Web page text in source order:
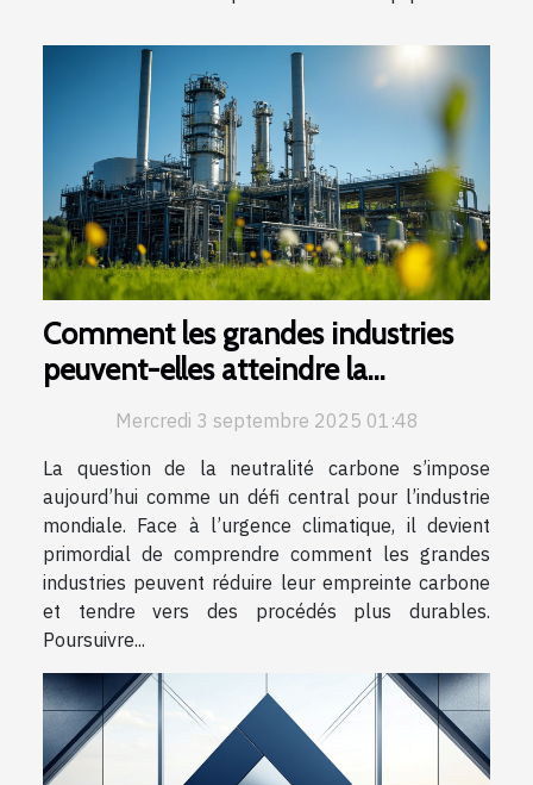
Comment les grandes industries
peuvent-elles atteindre la
neutralité carbone ?
Mercredi 3 septembre 2025 01:48
La question de la neutralité carbone s’impose
aujourd’hui comme un défi central pour l’industrie
mondiale. Face à l’urgence climatique, il devient
primordial de comprendre comment les grandes
industries peuvent réduire leur empreinte carbone
et tendre vers des procédés plus durables.
Poursuivre...